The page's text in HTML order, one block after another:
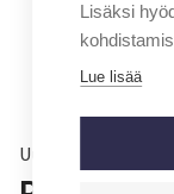
Uutinen
Lisäksi
Lue lisää